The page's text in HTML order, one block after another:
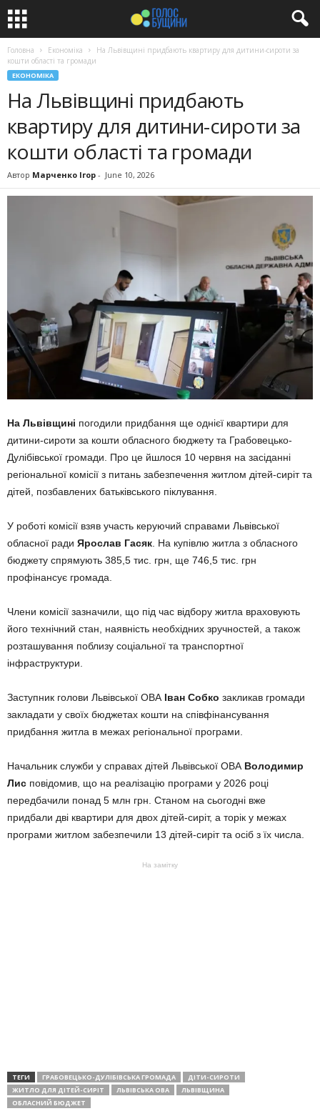
Головна Економіка
На Львівщині придбають квартиру для дитини-сироти за
кошти області та громади
ЕКОНОМІКА
На Львівщині придбають
квартиру для дитини-сироти за
кошти області та громади
Автор Марченко Ігор - June 10, 2026
На Львівщині погодили придбання ще однієї квартири для
дитини-сироти за кошти обласного бюджету та Грабовецько-
Дулібівської громади. Про це йшлося 10 червня на засіданні
регіональної комісії з питань забезпечення житлом дітей-сиріт та
дітей, позбавлених батьківського піклування.
У роботі комісії взяв участь керуючий справами Львівської
обласної ради Ярослав Гасяк. На купівлю житла з обласного
бюджету спрямують 385,5 тис. грн, ще 746,5 тис. грн
профінансує громада.
Члени комісії зазначили, що під час відбору житла враховують
його технічний стан, наявність необхідних зручностей, а також
розташування поблизу соціальної та транспортної
інфраструктури.
Заступник голови Львівської ОВА Іван Собко закликав громади
закладати у своїх бюджетах кошти на співфінансування
придбання житла в межах регіональної програми.
Начальник служби у справах дітей Львівської ОВА Володимир
Лис повідомив, що на реалізацію програми у 2026 році
передбачили понад 5 млн грн. Станом на сьогодні вже
придбали дві квартири для двох дітей-сиріт, а торік у межах
програми житлом забезпечили 13 дітей-сиріт та осіб з їх числа.
На замітку
ТЕГИ ГРАБОВЕЦЬКО-ДУЛІБІВСЬКА ГРОМАДА
ДІТИ-СИРОТИ
ЖИТЛО ДЛЯ ДІТЕЙ-СИРІТ
ЛЬВІВСЬКА ОВА
ЛЬВІВЩИНА
ОБЛАСНИЙ БЮДЖЕТ